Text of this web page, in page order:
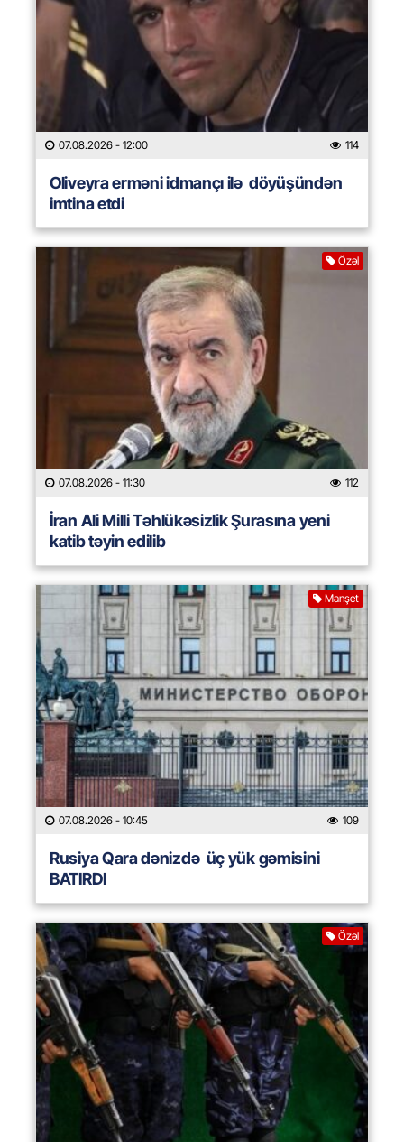
07.08.2026 - 12:00 114
Oliveyra erməni idmançı ilə döyüşündən
imtina etdi
Özəl
07.08.2026 - 11:30 112
İran Ali Milli Təhlükəsizlik Şurasına yeni
katib təyin edilib
Manşet
07.08.2026 - 10:45 109
Rusiya Qara dənizdə üç yük gəmisini
BATIRDI
Özəl